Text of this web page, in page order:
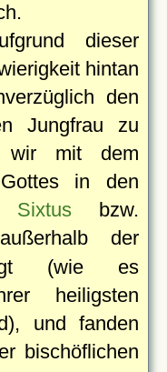
dieser
hintan
den
Jungfrau zu
wir mit dem
in den
Sixtusbzw.
der
(wie es
heiligsten
und fanden
bischöflichen